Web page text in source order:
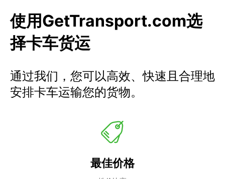
使用GetTransport.com选
择卡车货运
通过我们，您可以高效、快速且合理地
安排卡车运输您的货物。
最佳价格